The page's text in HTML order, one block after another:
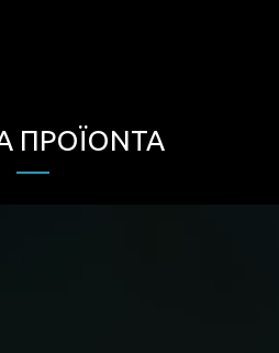
ΠΡΟΪΌΝΤΑ